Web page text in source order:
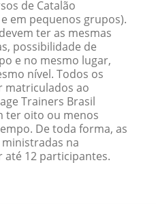
de Catalão
em pequenos grupos).
ter as mesmas
possibilidade de
e no mesmo lugar,
nível. Todos os
matriculados ao
Trainers Brasil
ter oito ou menos
De toda forma, as
na
12 participantes.